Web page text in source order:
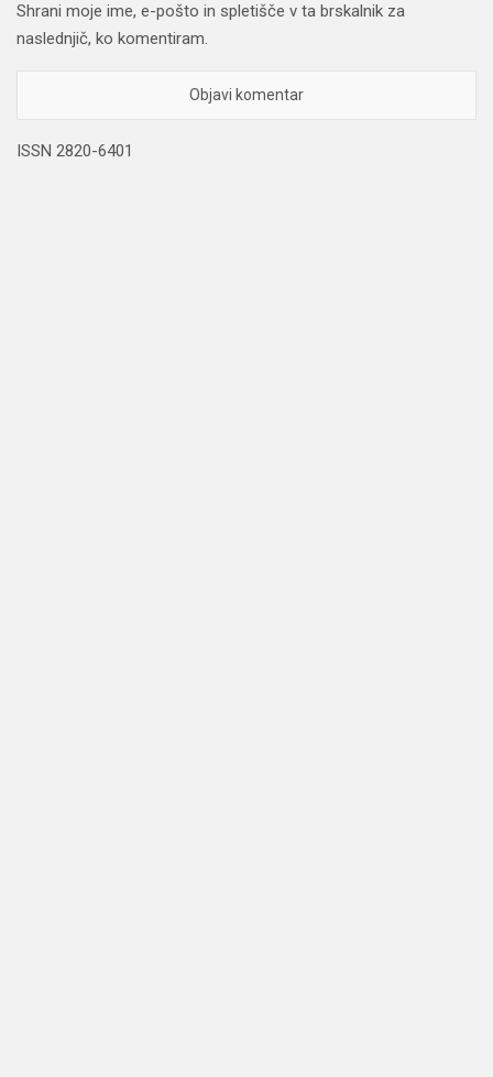
Shrani moje ime, e-pošto in spletišče v ta brskalnik za
naslednjič, ko komentiram.
ISSN 2820-6401